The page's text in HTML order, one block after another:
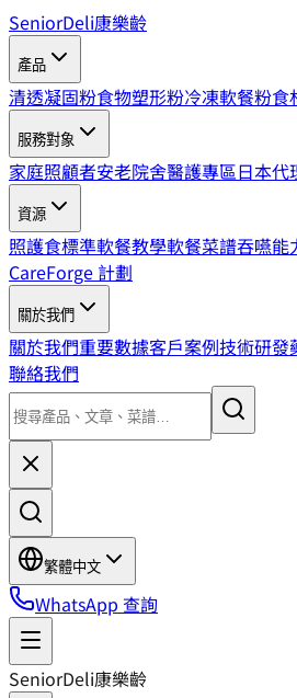
SeniorDeli康樂齡
產品
清透凝固粉食物塑形粉冷凍軟餐粉食
服務對象
家庭照顧者安老院舍醫護專區日本代
資源
照護食標準軟餐教學軟餐菜譜吞嚥能
CareForge 計劃
關於我們
關於我們重要數據客戶案例技術研發
聯絡我們
繁體中文
WhatsApp 查詢
SeniorDeli康樂齡